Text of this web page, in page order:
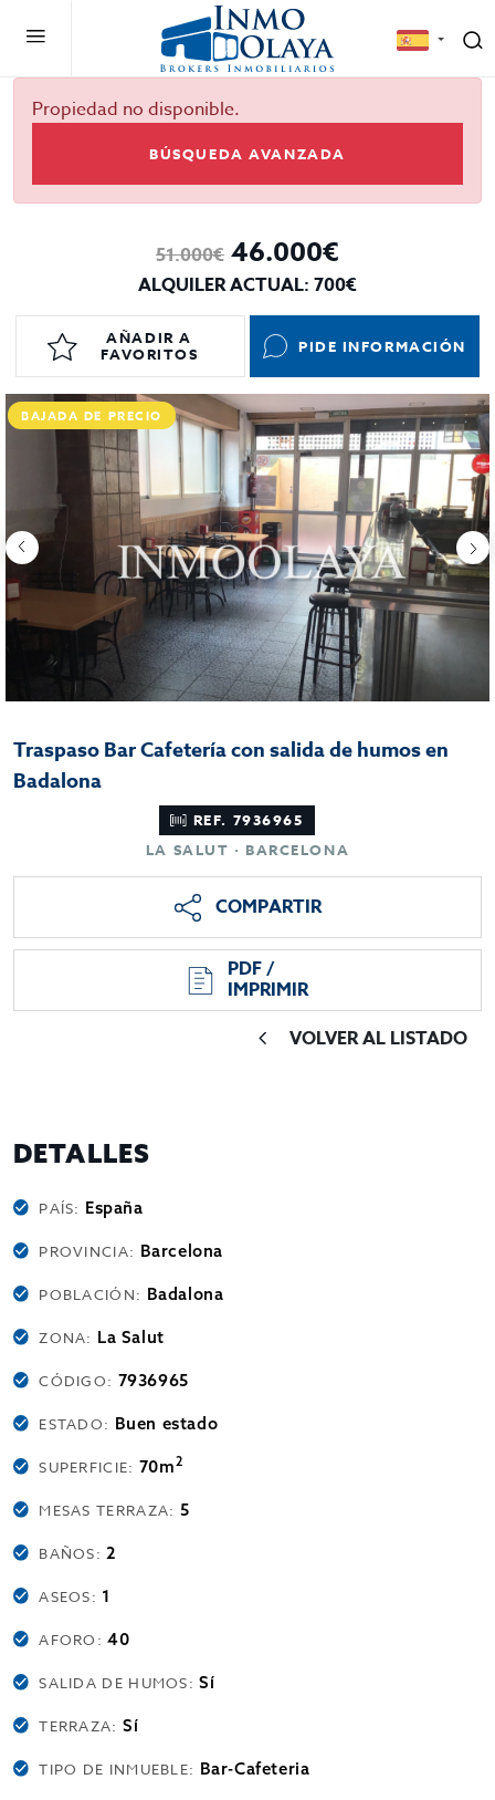
Propiedad no disponible.
BÚSQUEDA AVANZADA
51.000€ 46.000€
ALQUILER ACTUAL: 700€
AÑADIR A
FAVORITOS
PIDE INFORMACIÓN
BAJADA DE PRECIO
Traspaso Bar Cafetería con salida de humos en
Badalona
REF. 7936965
LA SALUT · BARCELONA
COMPARTIR
PDF /
IMPRIMIR
VOLVER AL LISTADO
DETALLES
PAÍS: España
PROVINCIA: Barcelona
POBLACIÓN: Badalona
ZONA: La Salut
CÓDIGO: 7936965
ESTADO: Buen estado
SUPERFICIE: 70m2
MESAS TERRAZA: 5
BAÑOS:2
ASEOS: 1
AFORO:40
SALIDA DE HUMOS:Sí
TERRAZA: Sí
TIPO DE INMUEBLE: Bar-Cafeteria